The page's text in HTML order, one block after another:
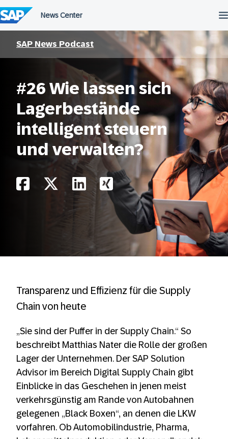
SAP News Podcast
#26 Wie lassen sich
Lagerbestände
intelligent steuern
und verwalten?
Transparenz und Effizienz für die Supply
Chain von heute
„Sie sind der Puffer in der Supply Chain.“ So
beschreibt Matthias Nater die Rolle der großen
Lager der Unternehmen. Der SAP Solution
Advisor im Bereich Digital Supply Chain gibt
Einblicke in das Geschehen in jenen meist
verkehrsgünstig am Rande von Autobahnen
gelegenen „Black Boxen“, an denen die LKW
vorfahren. Ob Automobilindustrie, Pharma,